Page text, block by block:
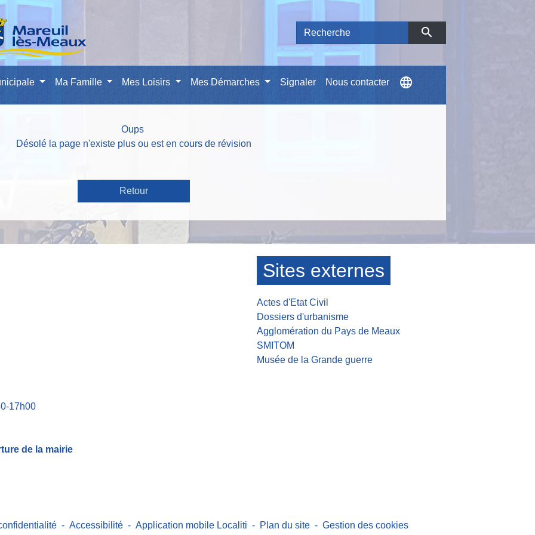
search
Ma Famille Mes Loisirs Mes Démarches Signaler Nous contacter language
Oups
Désolé la page n'existe plus ou est en cours de révision
Retour
17h00
de la mairie
Sites externes
Actes d'Etat Civil
Dossiers d'urbanisme
Agglomération du Pays de Meaux
SMITOM
Musée de la Grande guerre
- Accessibilité - Application mobile Localiti - Plan du site - Gestion des cookies